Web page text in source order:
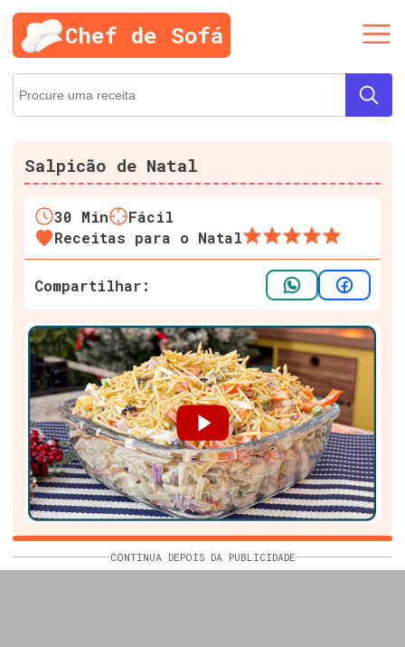
Chef de Sofá
Salpicão de Natal
30 Min
Fácil
Receitas para o Natal
Compartilhar:
CONTINUA DEPOIS DA PUBLICIDADE